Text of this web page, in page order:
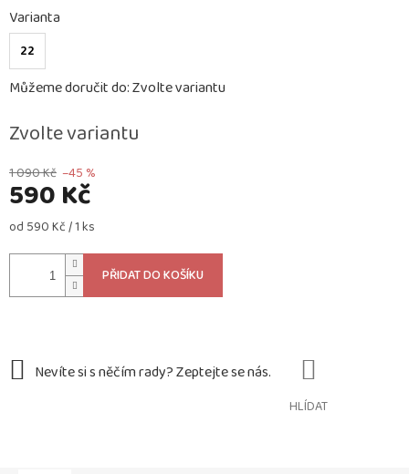
1 090 Kč –45 %
590 Kč
Měrná
od 590 Kč / 1 ks
Zvolte variantu
Varianta
22
Můžeme doručit do:Zvolte variantu
PŘIDAT DO KOŠÍKU
HLÍDAT